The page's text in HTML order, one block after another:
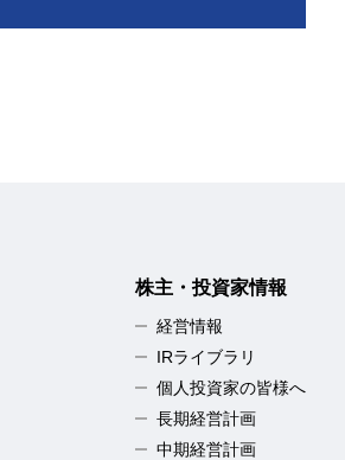
株主・投資家情報
経営情報
IRライブラリ
個人投資家の皆様へ
長期経営計画
中期経営計画